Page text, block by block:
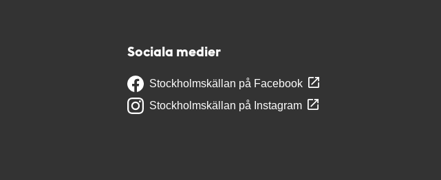
Sociala medier
Stockholmskällan på Facebook
Stockholmskällan på Instagram